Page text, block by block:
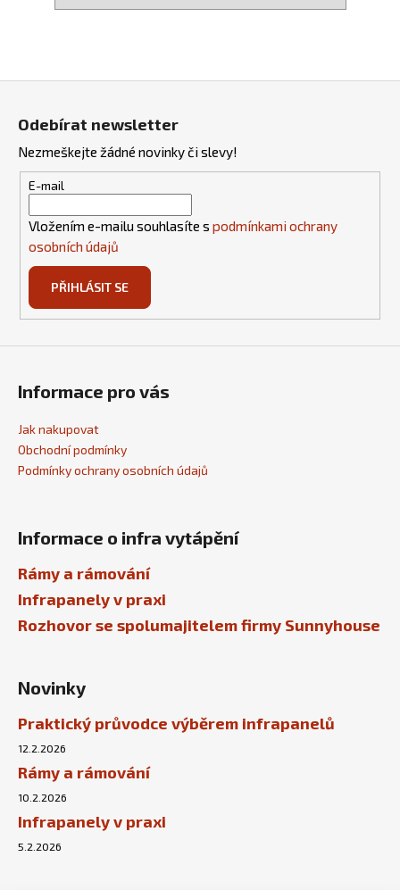
Odebírat newsletter
Nezmeškejte žádné novinky či slevy!
E-mail
Vložením e-mailu souhlasíte s podmínkami ochrany
osobních údajů
PŘIHLÁSIT SE
Informace pro vás
Jak nakupovat
Obchodní podmínky
Podmínky ochrany osobních údajů
Informace o infra vytápění
Rámy a rámování
Infrapanely v praxi
Rozhovor se spolumajitelem firmy Sunnyhouse
Novinky
Praktický průvodce výběrem infrapanelů
12.2.2026
Rámy a rámování
10.2.2026
Infrapanely v praxi
5.2.2026